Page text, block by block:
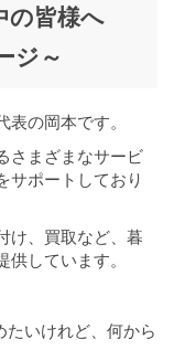
の皆様へ
ジ～
の岡本です。
さまざまなサービ
サポートしており
け、買取など、暮
しています。
たいけれど、何から